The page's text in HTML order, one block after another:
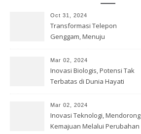
Oct 31, 2024
Transformasi Telepon
Genggam, Menuju
Mar 02, 2024
Inovasi Biologis, Potensi Tak
Terbatas di Dunia Hayati
Mar 02, 2024
Inovasi Teknologi, Mendorong
Kemajuan Melalui Perubahan